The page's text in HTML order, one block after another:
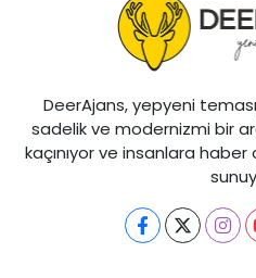
DeerAjans, yepyeni
sadelik ve modernizmi bir
kaçınıyor ve insanlara